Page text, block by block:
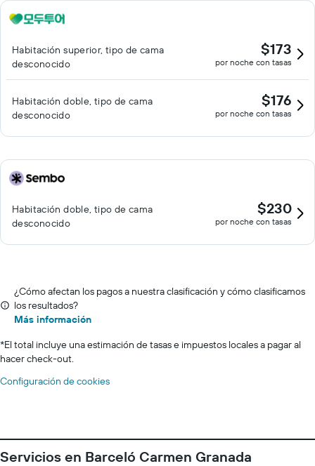
Habitación superior, tipo de cama
desconocido
$173
por noche con tasas
Habitación doble, tipo de cama
desconocido
$176
por noche con tasas
Habitación doble, tipo de cama
desconocido
$230
por noche con tasas
¿Cómo afectan los pagos a nuestra clasificación y cómo clasificamos
los resultados?
Más información
*El total incluye una estimación de tasas e impuestos locales a pagar al
hacer check-out.
Configuración de cookies
Servicios en Barceló Carmen Granada